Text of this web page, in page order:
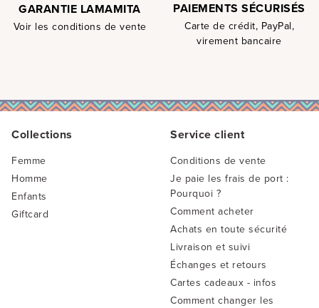
GARANTIE LAMAMITA
Voir les conditions de vente
PAIEMENTS SÉCURISÉS
Carte de crédit, PayPal,
virement bancaire
Collections
Femme
Homme
Enfants
Giftcard
Service client
Conditions de vente
Je paie les frais de port :
Pourquoi ?
Comment acheter
Achats en toute sécurité
Livraison et suivi
Échanges et retours
Cartes cadeaux - infos
Comment changer les